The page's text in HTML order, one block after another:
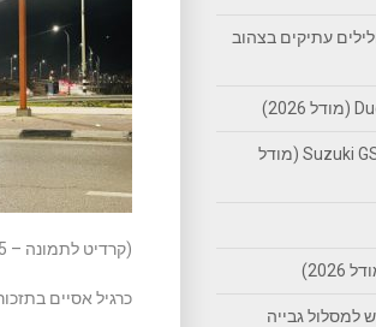
(קרדיט לתמונה – jkl5)
כרגיל אסיים
דחלילים עתיקים בצהוב
מיצו רוכב על Suzuki GSX-S1000GX (מודל
למסלול גבייה